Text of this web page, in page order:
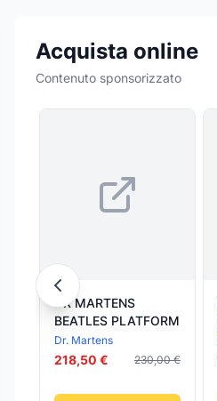
Acquista online
Contenuto sponsorizzato
DR MARTENS
BEATLES PLATFORM
Dr. Martens
218,50 € 230,00 €